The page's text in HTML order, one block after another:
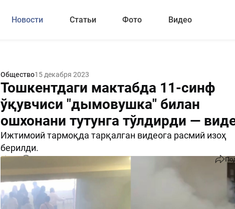
Новости Статьи Фото Видео
Общество15 декабря 2023
Тошкентдаги мактабда 11-синф
ўқувчиси "дымовушка" билан
ошхонани тутунга тўлдирди —
Ижтимоий тармоқда тарқалган видеога расмий изоҳ
берилди.
828